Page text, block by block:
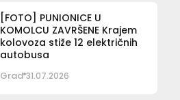
[FOTO] PUNIONICE U
KOMOLCU ZAVRŠENE Krajem
kolovoza stiže 12 električnih
autobusa
Grad 31.07.2026